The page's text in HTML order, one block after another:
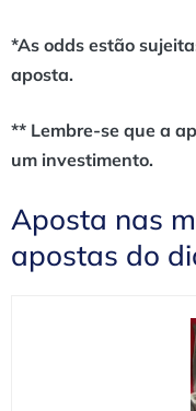
*As odds estão
aposta.
** Lembre-se que a
um investimento.
Aposta nas
apostas do